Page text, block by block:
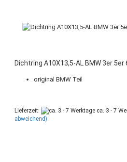
Dichtring A10X13,5-AL BMW 3er 5er
original BMW Teil
Lieferzeit: ca. 3 - 7
abweichend)